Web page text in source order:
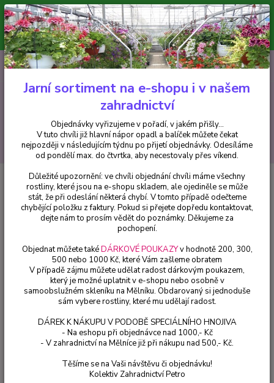
Minimální hodnota pro odeslání z e-shopu je 300 Kč.
V tuto chvíli již hlavní nápor objednávek opadl a balíček můžete čekat
nejpozději v následujícím týdnu po přijetí objednávky. Objednávky
vyřizujeme v pořadí, v jakém přišly...
CZK
Hledat
+420 602 223 614 0ks
za0 Kč
Fuchsie Lye´ s Unique Fuchsie (Lye GB 1886) - cena na prodejně
Lye´ s Unique Fuchsie (Lye GB
1886) - cena na prodejně
Jarní sortiment na e-shopu i v našem
zahradnictví
Objednávky vyřizujeme v pořadí, v jakém přišly...
V tuto chvíli již hlavní nápor opadl a balíček můžete čekat
nejpozději v následujícím týdnu po přijetí objednávky. Odesíláme
od pondělí max. do čtvrtka, aby necestovaly přes víkend.
Důležité upozornění: ve chvíli objednání chvíli máme všechny
rostliny, které jsou na e-shopu skladem, ale ojediněle se může
stát, že při odeslání některá chybí. V tomto případě odečteme
chybějící položku z faktury. Pokud si přejete dopředu kontaktovat,
dejte nám to prosím vědět do poznámky. Děkujeme za
pochopení.
Objednat můžete takéDÁRKOVÉ POUKAZYv hodnotě 200, 300,
500 nebo 1000 Kč, které Vám zašleme obratem
V případě zájmu můžete udělat radost dárkovým poukazem,
který je možné uplatnit v e-shopu nebo osobně v
samoobslužném skleníku na Mělníku. Obdarovaný si jednoduše
sám vybere rostliny, které mu udělají radost.
DÁREK K NÁKUPU V PODOBĚ SPECIÁLNÍHO HNOJIVA
- Na eshopu při objednávce nad 1000,- Kč
- V zahradnictví na Mělníce již při nákupu nad 500,- Kč.
Těšíme se na Vaši návštěvu či objednávku!
Kolektiv Zahradnictví Petro